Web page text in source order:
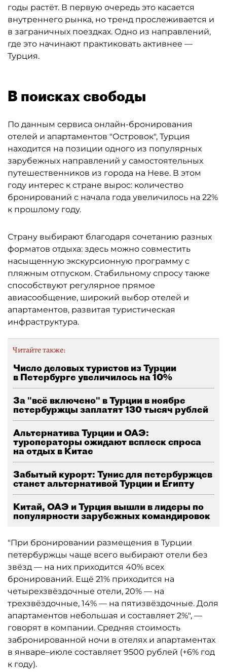
годы растёт. В первую очередь это касается
внутреннего рынка, но тренд прослеживается и
в заграничных поездках. Одно из направлений,
где это начинают практиковать активнее —
Турция.
В поисках свободы
По данным сервиса онлайн-бронирования
отелей и апартаментов "Островок", Турция
находится на позиции одного из популярных
зарубежных направлений у самостоятельных
путешественников из города на Неве. В этом
году интерес к стране вырос: количество
бронирований с начала года увеличилось на 22%
к прошлому году.
Страну выбирают благодаря сочетанию разных
форматов отдыха: здесь можно совместить
насыщенную экскурсионную программу с
пляжным отпуском. Стабильному спросу также
способствуют регулярное прямое
авиасообщение, широкий выбор отелей и
апартаментов, развитая туристическая
инфраструктура.
Читайте также:
Число деловых туристов из Турции
в Петербурге увеличилось на 10%
За "всё включено" в Турции в ноябре
петербуржцы заплатят 130 тысяч рублей
Альтернатива Турции и ОАЭ:
туроператоры ожидают всплеск спроса
на отдых в Китае
Забытый курорт: Тунис для петербуржцев
станет альтернативой Турции и Египту
Китай, ОАЭ и Турция вышли в лидеры по
популярности зарубежных командировок
"При бронировании размещения в Турции
петербуржцы чаще всего выбирают отели без
звёзд — на них приходится 40% всех
бронирований. Ещё 21% приходится на
четырехзвёздочные отели, 20% — на
трехзвёздочные, 14% — на пятизвёздочные. Доля
апартаментов небольшая и составляет 2%", —
говорят в компании. Средняя стоимость
забронированной ночи в отелях и апартаментах
в январе–июле составляет 9500 рублей (+6% год
к году).